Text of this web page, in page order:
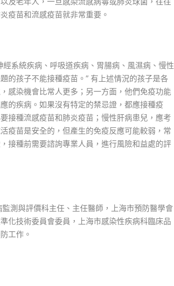
疫苗和流感疫苗就非常重要。
系統疾病、呼吸道疾病、胃腸病、風濕病、慢性
的孩子不能接種疫苗。” 有上述情況的孩子是各
感染機會比常人更多；另一方面，他們免疫功能
的疾病。如果沒有特定的禁忌證，都應接種疫
接種流感疫苗和肺炎疫苗；慢性肝病患兒，應考
疫苗是安全的，但產生的免疫反應可能較弱，常
接種前需要諮詢專業人員，進行風險和益處的評
測與評價科主任、主任醫師，上海市預防醫學會
化技術委員會委員，上海市感染性疾病科臨床品
工作。